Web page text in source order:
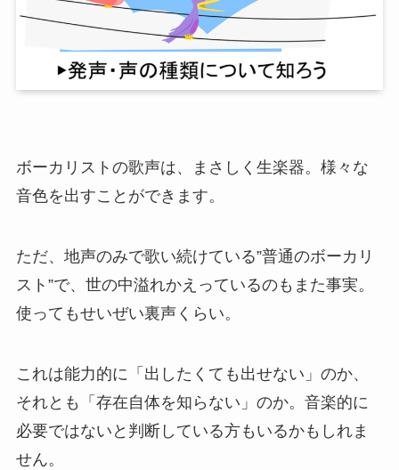
ボーカリストの歌声は、まさしく生楽器。様々な
音色を出すことができます。
ただ、地声のみで歌い続けている”普通のボーカリ
スト”で、世の中溢れかえっているのもまた事実。
使ってもせいぜい裏声くらい。
これは能力的に「出したくても出せない」のか、
それとも「存在自体を知らない」のか。音楽的に
必要ではないと判断している方もいるかもしれま
せん。